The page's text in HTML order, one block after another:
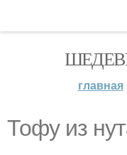
главная
Тофу из